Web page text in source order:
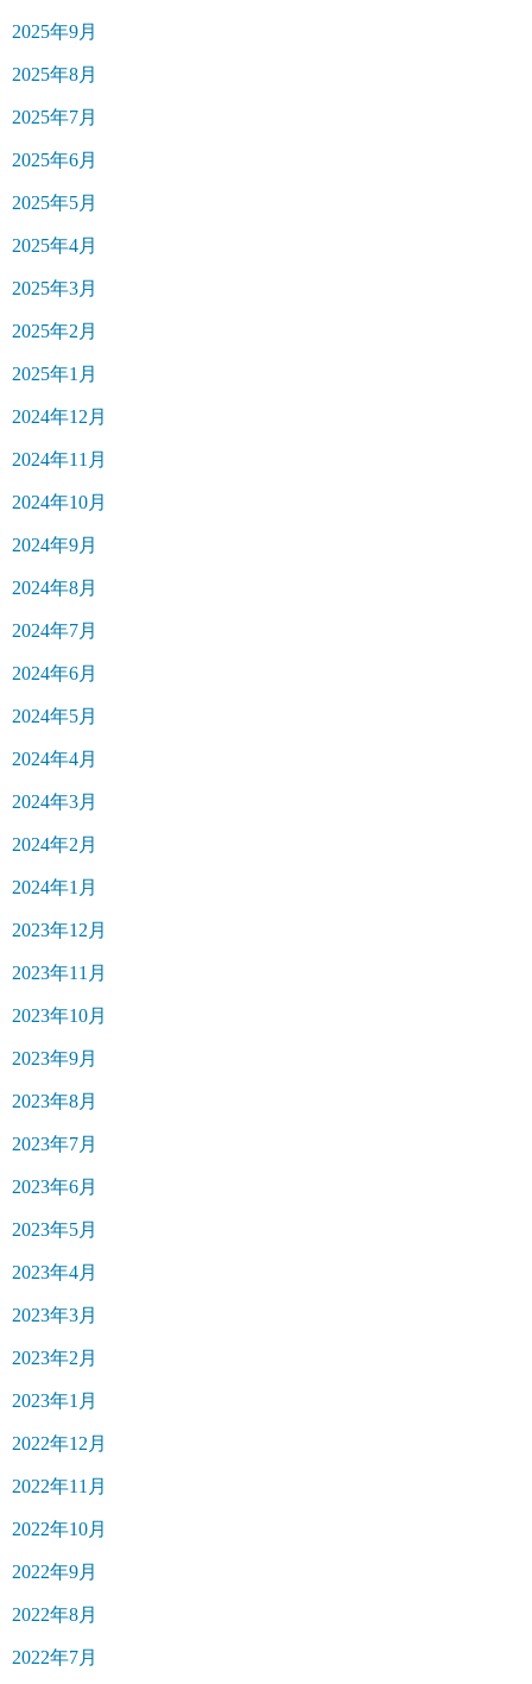
2025年9月
2025年8月
2025年7月
2025年6月
2025年5月
2025年4月
2025年3月
2025年2月
2025年1月
2024年12月
2024年11月
2024年10月
2024年9月
2024年8月
2024年7月
2024年6月
2024年5月
2024年4月
2024年3月
2024年2月
2024年1月
2023年12月
2023年11月
2023年10月
2023年9月
2023年8月
2023年7月
2023年6月
2023年5月
2023年4月
2023年3月
2023年2月
2023年1月
2022年12月
2022年11月
2022年10月
2022年9月
2022年8月
2022年7月